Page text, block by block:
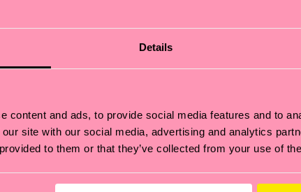
Details
content and ads, to provide social media features and to
site with our social media, advertising and analytics
to them or that they’ve collected from your use of